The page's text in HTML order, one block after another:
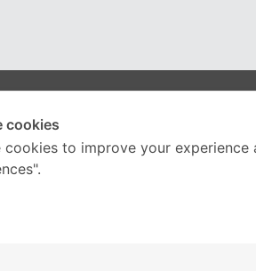
cookies
cookies to improve your